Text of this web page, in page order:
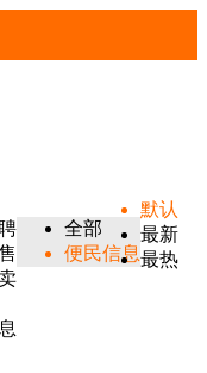
全部
便民信息
默认
最新
最热